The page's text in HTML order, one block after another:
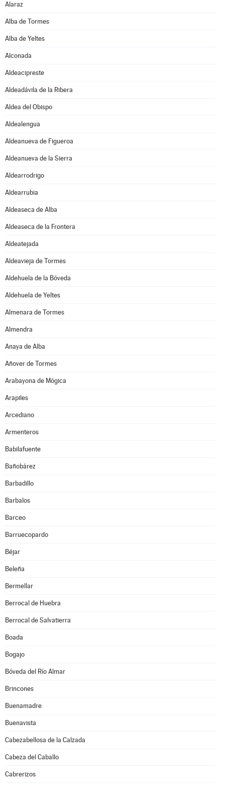
Alaraz
Alba de Tormes
Alba de Yeltes
Alconada
Aldeacipreste
Aldeadávila de la Ribera
Aldea del Obispo
Aldealengua
Aldeanueva de Figueroa
Aldeanueva de la Sierra
Aldearrodrigo
Aldearrubia
Aldeaseca de Alba
Aldeaseca de la Frontera
Aldeatejada
Aldeavieja de Tormes
Aldehuela de la Bóveda
Aldehuela de Yeltes
Almenara de Tormes
Almendra
Anaya de Alba
Añover de Tormes
Arabayona de Mógica
Arapiles
Arcediano
Armenteros
Babilafuente
Bañobárez
Barbadillo
Barbalos
Barceo
Barruecopardo
Béjar
Beleña
Bermellar
Berrocal de Huebra
Berrocal de Salvatierra
Boada
Bogajo
Bóveda del Río Almar
Brincones
Buenamadre
Buenavista
Cabezabellosa de la Calzada
Cabeza del Caballo
Cabrerizos